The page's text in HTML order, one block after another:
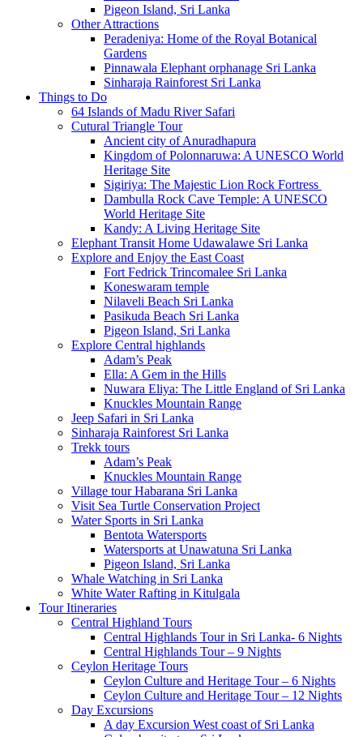
Pigeon Island, Sri Lanka
Other Attractions
Peradeniya: Home of the Royal Botanical
Gardens
Pinnawala Elephant orphanage Sri Lanka
Sinharaja Rainforest Sri Lanka
Things to Do
64 Islands of Madu River Safari
Cutural Triangle Tour
Ancient city of Anuradhapura
Kingdom of Polonnaruwa: A UNESCO World
Heritage Site
Sigiriya: The Majestic Lion Rock Fortress
Dambulla Rock Cave Temple: A UNESCO
World Heritage Site
Kandy: A Living Heritage Site
Elephant Transit Home Udawalawe Sri Lanka
Explore and Enjoy the East Coast
Fort Fedrick Trincomalee Sri Lanka
Koneswaram temple
Nilaveli Beach Sri Lanka
Pasikuda Beach Sri Lanka
Pigeon Island, Sri Lanka
Explore Central highlands
Adam’s Peak
Ella: A Gem in the Hills
Nuwara Eliya: The Little England of Sri Lanka
Knuckles Mountain Range
Jeep Safari in Sri Lanka
Sinharaja Rainforest Sri Lanka
Trekk tours
Adam’s Peak
Knuckles Mountain Range
Village tour Habarana Sri Lanka
Visit Sea Turtle Conservation Project
Water Sports in Sri Lanka
Bentota Watersports
Watersports at Unawatuna Sri Lanka
Pigeon Island, Sri Lanka
Whale Watching in Sri Lanka
White Water Rafting in Kitulgala
Tour Itineraries
Central Highland Tours
Central Highlands Tour in Sri Lanka- 6 Nights
Central Highlands Tour – 9 Nights
Ceylon Heritage Tours
Ceylon Culture and Heritage Tour – 6 Nights
Ceylon Culture and Heritage Tour – 12 Nights
Day Excursions
A day Excursion West coast of Sri Lanka